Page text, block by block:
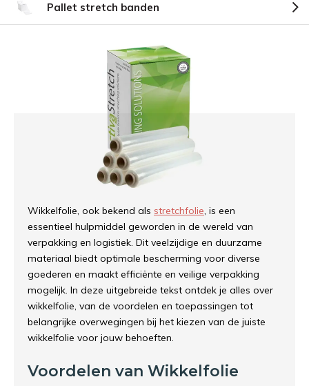
Pallet stretch banden
Wikkelfolie, ook bekend als stretchfolie, is een
essentieel hulpmiddel geworden in de wereld van
verpakking en logistiek. Dit veelzijdige en duurzame
materiaal biedt optimale bescherming voor diverse
goederen en maakt efficiënte en veilige verpakking
mogelijk. In deze uitgebreide tekst ontdek je alles over
wikkelfolie, van de voordelen en toepassingen tot
belangrijke overwegingen bij het kiezen van de juiste
wikkelfolie voor jouw behoeften.
Voordelen van Wikkelfolie